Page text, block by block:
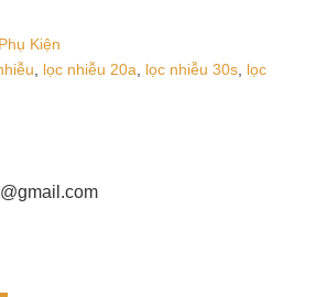
Kiện
lọc nhiễu 20a lọc nhiễu 30s lọc